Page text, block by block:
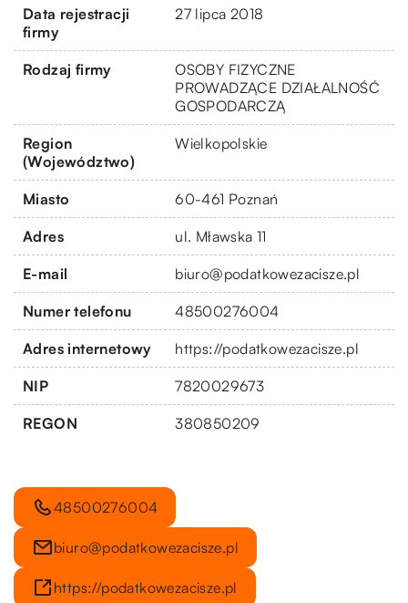
Data rejestracji
firmy
27 lipca 2018
Rodzaj firmy
OSOBY FIZYCZNE
PROWADZĄCE DZIAŁALNOŚĆ
GOSPODARCZĄ
Region
(Województwo)
Wielkopolskie
Miasto 60-461 Poznań
Adres ul. Mławska 11
E-mail biuro@podatkowezacisze.pl
Numer telefonu 48500276004
Adres internetowy https://podatkowezacisze.pl
NIP 7820029673
REGON 380850209
48500276004
biuro@podatkowezacisze.pl
https://podatkowezacisze.pl